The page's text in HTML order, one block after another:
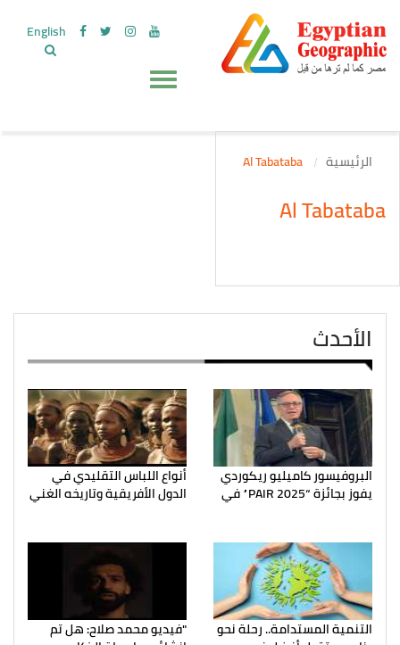
English
الرئيسية
Al Tabataba
الأحدث
البروفيسور كاميليو ريكوردي
يفوز بجائزة “PAIR 2025” في
أنواع اللباس التقليدي في
الدول الأفريقية وتاريخه الغني
التنمية المستدامة.. رحلة نحو "فيديو محمد صلاح: هل تم